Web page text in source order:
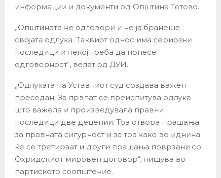
информации и документи од Општина Тетово.
„Општината не одговори и не ја бранеше
својата одлука. Таквиот однос има сериозни
последици и некој треба да понесе
одговорност“, велат од ДУИ.
„Одлуката на Уставниот суд создава важен
преседан. За првпат се преиспитува одлука
што важела и произведувала правни
последици две децении. Тоа отвора прашања
за правната сигурност и за тоа како во иднина
ќе се третираат и други прашања поврзани со
Охридскиот мировен договор“, пишува во
партиското соопштение.